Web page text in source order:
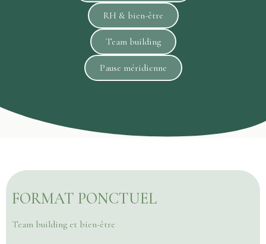
RH & bien-être
Team building
Pause méridienne
FORMAT PONCTUEL
Team building et bien-être